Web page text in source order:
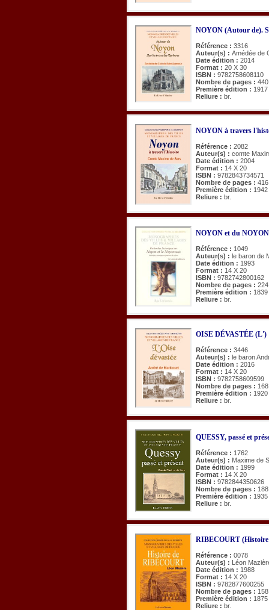
NOYON (Autour de).
Référence : 3316
Auteur(s) : Amédée de
Date édition : 2014
Format : 20 X 30
ISBN : 9782758608110
Nombre de pages : 440
Première édition : 1917
Reliure : br.
NOYON à travers
Référence : 2082
Auteur(s) : comte
Date édition : 2004
Format : 14 X 20
ISBN : 9782843734571
Nombre de pages : 416
Première édition : 1942
Reliure : br.
NOYON et du
Référence : 1049
Auteur(s) : le baron de
Date édition : 1993
Format : 14 X 20
ISBN : 9782742800162
Nombre de pages : 224
Première édition : 1839
Reliure : br.
OISE DÉVASTÉE (L')
Référence : 3446
Auteur(s) : le baron
Date édition : 2016
Format : 14 X 20
ISBN : 9782758609599
Nombre de pages : 168
Première édition : 1920
Reliure : br.
QUESSY, passé et
Référence : 1762
Auteur(s) : Maxime de
Date édition : 1999
Format : 14 X 20
ISBN : 9782844350626
Nombre de pages : 188
Première édition : 1935
Reliure : br.
RIBECOURT (Histoire
Référence : 0078
Auteur(s) : Léon
Date édition : 1988
Format : 14 X 20
ISBN : 9782877600255
Nombre de pages : 158
Première édition : 1875
Reliure : br.